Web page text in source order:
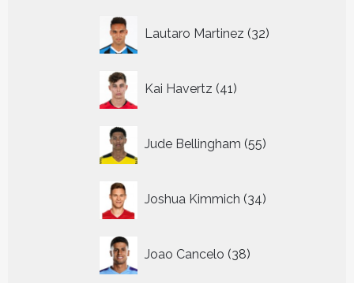
Lautaro Martinez 32
producten
Kai Havertz 41
producten
Jude Bellingham 55
producten
Joshua Kimmich 34
producten
Joao Cancelo 38
producten